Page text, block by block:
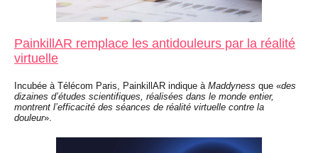
PainkillAR remplace les antidouleurs par la réalité
virtuelle
Incubée à Télécom Paris, PainkillAR indique à Maddyness que «des
dizaines d’études scientifiques, réalisées dans le monde entier,
montrent l’efficacité des séances de réalité virtuelle contre la
douleur».